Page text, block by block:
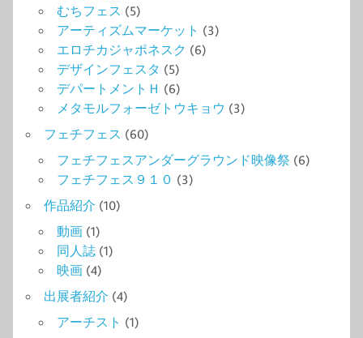
むちフェス (5)
アーティズムマーケット (3)
エロチカジャポネスク (6)
デザインフェスタ (5)
デパートメントＨ (6)
メタモルフォーゼトウキョウ (3)
フェチフェス (60)
フェチフェスアンダーグラウンド映像祭 (6)
フェチフェス９１０ (3)
作品紹介 (10)
動画 (1)
同人誌 (1)
映画 (4)
出展者紹介 (4)
アーチスト (1)